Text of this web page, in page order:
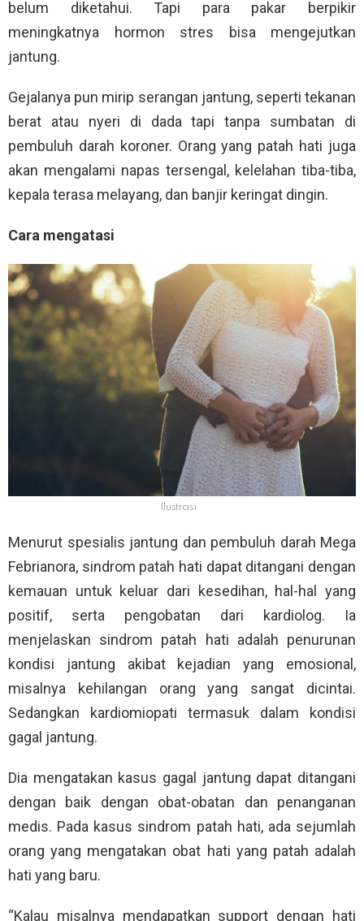
belum diketahui. Tapi para pakar berpikir
meningkatnya hormon stres bisa mengejutkan
jantung.
Gejalanya pun mirip serangan jantung, seperti tekanan
berat atau nyeri di dada tapi tanpa sumbatan di
pembuluh darah koroner. Orang yang patah hati juga
akan mengalami napas tersengal, kelelahan tiba-tiba,
kepala terasa melayang, dan banjir keringat dingin.
Cara mengatasi
Ilustrasi
Menurut spesialis jantung dan pembuluh darah Mega
Febrianora, sindrom patah hati dapat ditangani dengan
kemauan untuk keluar dari kesedihan, hal-hal yang
positif, serta pengobatan dari kardiolog. Ia
menjelaskan sindrom patah hati adalah penurunan
kondisi jantung akibat kejadian yang emosional,
misalnya kehilangan orang yang sangat dicintai.
Sedangkan kardiomiopati termasuk dalam kondisi
gagal jantung.
Dia mengatakan kasus gagal jantung dapat ditangani
dengan baik dengan obat-obatan dan penanganan
medis. Pada kasus sindrom patah hati, ada sejumlah
orang yang mengatakan obat hati yang patah adalah
hati yang baru.
“Kalau misalnya mendapatkan support dengan hati